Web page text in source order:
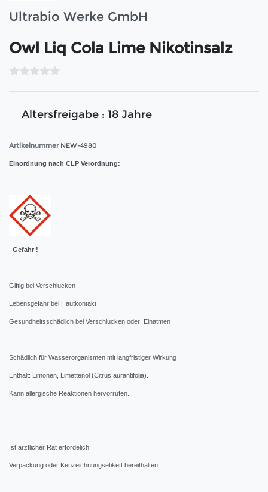
Ultrabio Werke GmbH
Owl Liq Cola Lime Nikotinsalz
Altersfreigabe : 18 Jahre
Artikelnummer NEW-4980
Einordnung nach CLP Verordnung:
Gefahr !
Giftig bei Verschlucken !
Lebensgefahr bei Hautkontakt
Gesundheitsschädlich bei Verschlucken oder Einatmen .
Schädlich für Wasserorganismen mit langfristiger Wirkung
Enthält: Limonen, Limettenöl (Citrus aurantifolia).
Kann allergische Reaktionen hervorrufen.
Ist ärztlicher Rat erfordelich .
Verpackung oder Kenzeichnungsetikett bereithalten .